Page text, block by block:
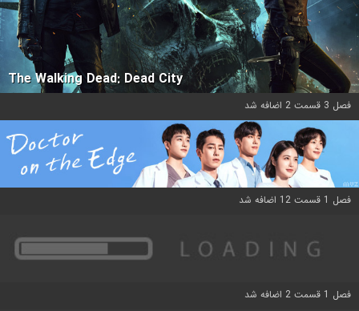
The Walking Dead: Dead City
فصل 3 قسمت 2 اضافه شد
فصل 1 قسمت 12 اضافه شد
فصل 1 قسمت 2 اضافه شد